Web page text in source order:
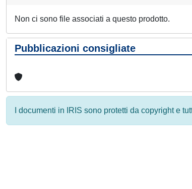
Non ci sono file associati a questo prodotto.
Pubblicazioni consigliate
I documenti in IRIS sono protetti da copyright e